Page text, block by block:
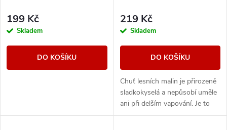
199 Kč
Skladem
DO KOŠÍKU
219 Kč
Skladem
DO KOŠÍKU
Chuť lesních malin je přirozeně
sladkokyselá a nepůsobí uměle
ani při delším vapování. Je to
ten typ e-liquidu, který tě